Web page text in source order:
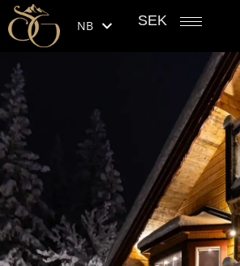
NB SEK